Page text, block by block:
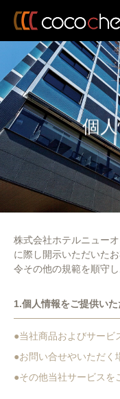
個
株式会社ホテルニュー
に際し開示いただいた
令その他の規範を順守
1.個人情報をご提供い
●当社商品およびサービ
●お問い合せやいただく
●その他当社サービスを